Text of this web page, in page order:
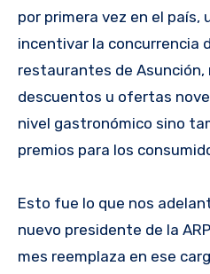
por primera vez en el
incentivar la concurrencia
restaurantes de Asunción,
descuentos u ofertas
nivel gastronómico sino
premios para los
Esto fue lo que nos
nuevo presidente de la
mes reemplaza en ese